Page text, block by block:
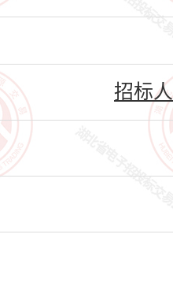
招标